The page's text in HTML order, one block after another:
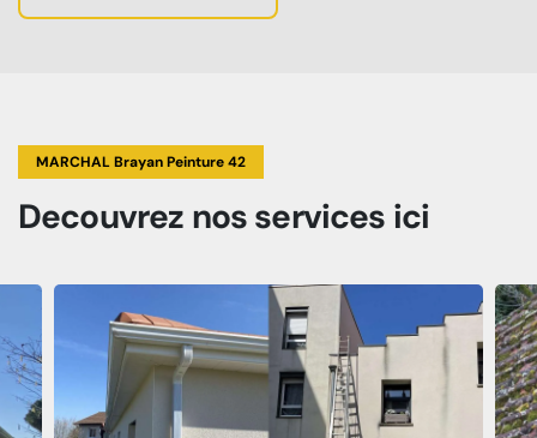
MARCHAL Brayan Peinture 42
Decouvrez nos services ici